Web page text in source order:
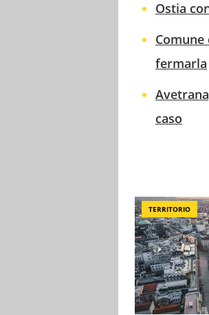
Ostia
fermarla
caso
TERRITORIO